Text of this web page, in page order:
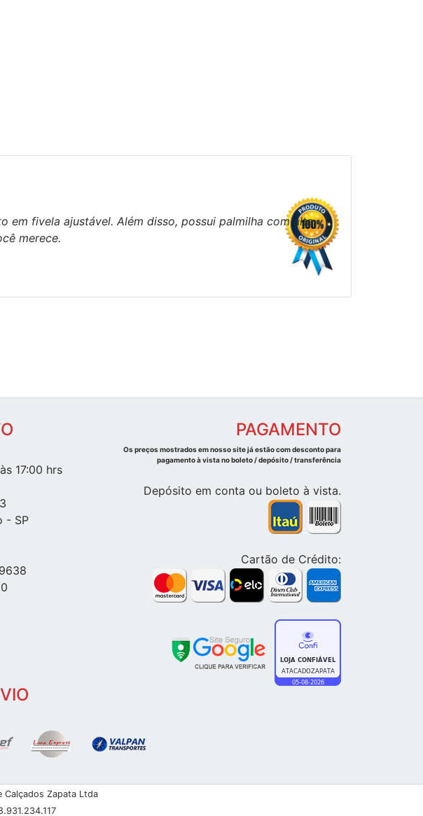
em fivela ajustável. Além disso, possui palmilha com alta
merece.
17:00 hrs
- SP
PAGAMENTO
Os preços mostrados em nosso site já estão com desconto para
pagamento à vista no boleto / depósito / transferência
Depósito em conta ou boleto à vista.
Cartão de Crédito:
Zapata Ltda